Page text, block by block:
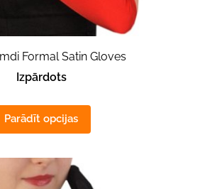
Formal Satin Gloves
Izpārdots
Parādīt opcijas